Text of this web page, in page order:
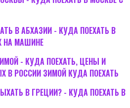
В АБХАЗИИ - КУДА ПОЕХАТЬ В
НА МАШИНЕ
- КУДА ПОЕХАТЬ, ЦЕНЫ И
РОССИИ ЗИМОЙ КУДА ПОЕХАТЬ
В ГРЕЦИИ? - КУДА ПОЕХАТЬ В